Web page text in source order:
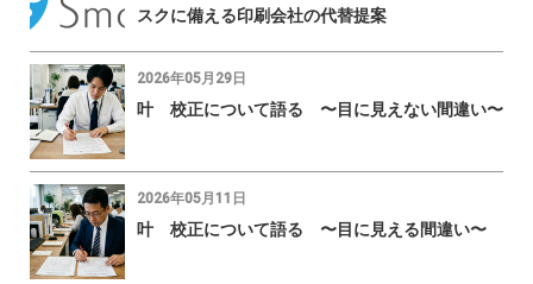
スクに備える印刷会社の代替提案
2026年05月29日
叶 校正について語る 〜目に見えない間違い〜
2026年05月11日
叶 校正について語る 〜目に見える間違い〜